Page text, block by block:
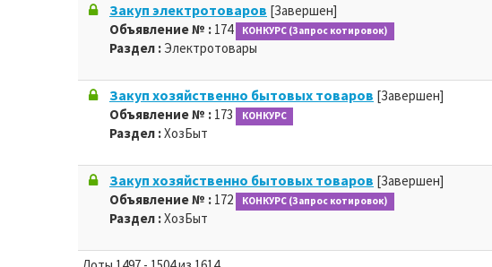
Закуп электротоваров [Завершен]
Объявление № : 174 КОНКУРС (Запрос котировок)
Раздел : Электротовары
Закуп хозяйственно бытовых товаров [Завершен]
Объявление № : 173 КОНКУРС
Раздел :ХозБыт
Закуп хозяйственно бытовых товаров [Завершен]
Объявление № : 172 КОНКУРС (Запрос котировок)
Раздел :ХозБыт